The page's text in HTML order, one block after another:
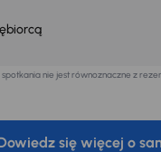
nie jest równoznaczne z
się więcej o